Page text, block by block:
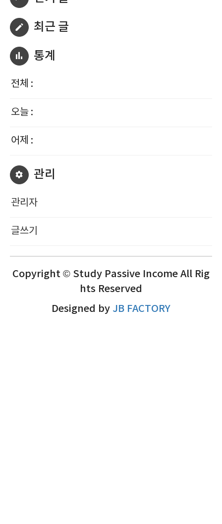
최근 글
통계
전체 :
오늘 :
어제 :
관리
관리자
글쓰기
Copyright © Study Passive Income All Rig
hts Reserved
Designed by JB FACTORY